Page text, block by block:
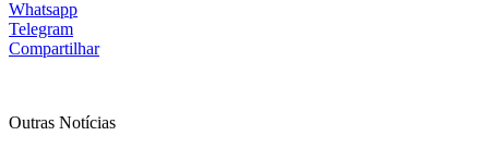
Whatsapp
Telegram
Compartilhar
Outras Notícias